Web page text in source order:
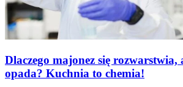
Dlaczego majonez się
opada? Kuchnia to chemia!